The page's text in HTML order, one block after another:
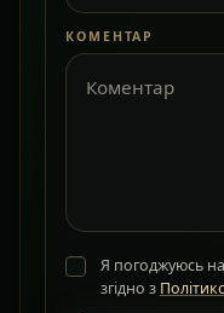
КОМЕНТАР
Я погоджуюсь
згідно з